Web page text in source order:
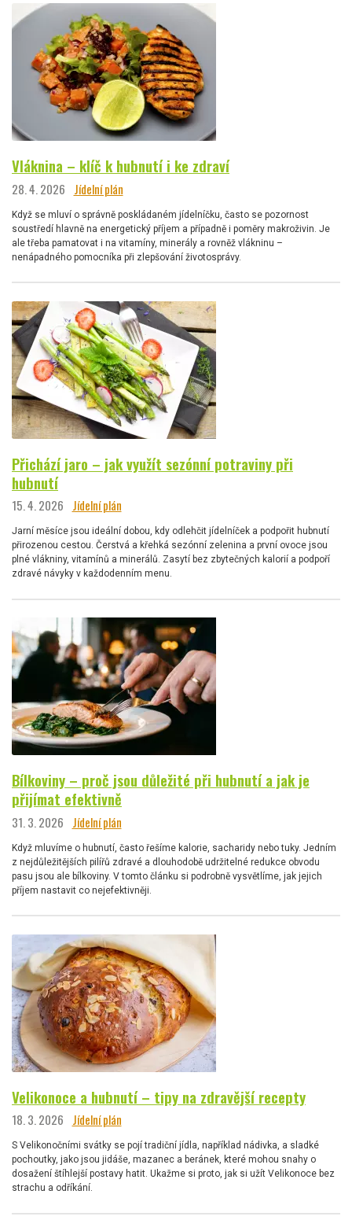
Vláknina – klíč k hubnutí i ke zdraví
28. 4. 2026 Jídelní plán
Když se mluví o správně poskládaném jídelníčku, často se pozornost
soustředí hlavně na energetický příjem a případně i poměry makroživin. Je
ale třeba pamatovat i na vitamíny, minerály a rovněž vlákninu –
nenápadného pomocníka při zlepšování životosprávy.
Přichází jaro – jak využít sezónní potraviny při
hubnutí
15. 4. 2026 Jídelní plán
Jarní měsíce jsou ideální dobou, kdy odlehčit jídelníček a podpořit hubnutí
přirozenou cestou. Čerstvá a křehká sezónní zelenina a první ovoce jsou
plné vlákniny, vitamínů a minerálů. Zasytí bez zbytečných kalorií a podpoří
zdravé návyky v každodenním menu.
Bílkoviny – proč jsou důležité při hubnutí a jak je
přijímat efektivně
31. 3. 2026 Jídelní plán
Když mluvíme o hubnutí, často řešíme kalorie, sacharidy nebo tuky. Jedním
z nejdůležitějších pilířů zdravé a dlouhodobě udržitelné redukce obvodu
pasu jsou ale bílkoviny. V tomto článku si podrobně vysvětlíme, jak jejich
příjem nastavit co nejefektivněji.
Velikonoce a hubnutí – tipy na zdravější recepty
18. 3. 2026 Jídelní plán
S Velikonočními svátky se pojí tradiční jídla, například nádivka, a sladké
pochoutky, jako jsou jidáše, mazanec a beránek, které mohou snahy o
dosažení štíhlejší postavy hatit. Ukažme si proto, jak si užít Velikonoce bez
strachu a odříkání.